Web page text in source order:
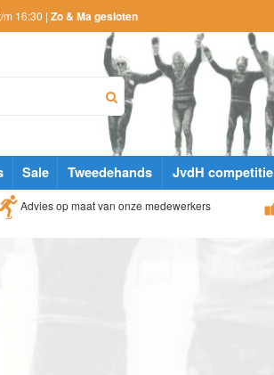
16:30 | Zo & Ma gesloten
Sale Tweedehands JvdH competitie
Advies op maat van onze medewerkers